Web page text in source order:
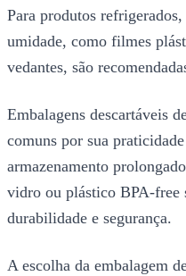
Para produtos
umidade, como filmes
vedantes, são
Embalagens descartáveis
comuns por sua
armazenamento
vidro ou plástico BPA-free
durabilidade e segurança.
A escolha da embalagem